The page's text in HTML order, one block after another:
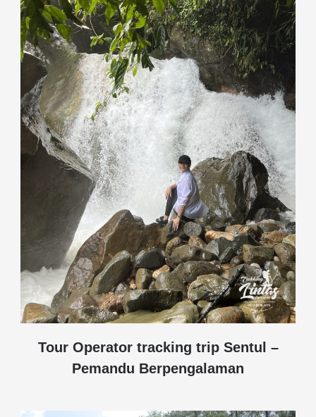
Tour Operator tracking trip Sentul –
Pemandu Berpengalaman